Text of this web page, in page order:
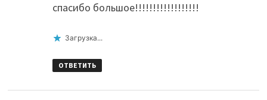
спасибо большое!!!!!!!!!!!!!!!!!!
Загрузка...
ОТВЕТИТЬ